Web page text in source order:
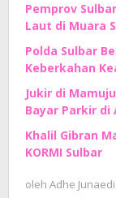
Pemprov
Laut di Muara
Polda Sulbar
Keberkahan
Jukir di
Bayar Parkir di
Khalil Gibran
KORMI Sulbar
oleh Adhe